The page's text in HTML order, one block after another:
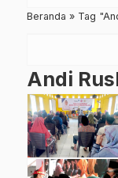
Beranda » Tag
Andi